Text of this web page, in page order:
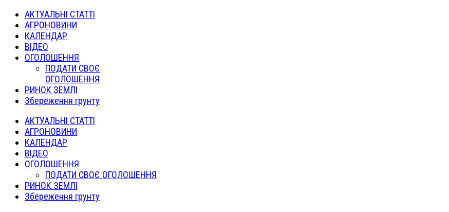
АКТУАЛЬНІ СТАТТІ
АГРОНОВИНИ
КАЛЕНДАР
ВІДЕО
ОГОЛОШЕННЯ
ПОДАТИ СВОЄ
ОГОЛОШЕННЯ
РИНОК ЗЕМЛІ
Збереження грунту
АКТУАЛЬНІ СТАТТІ
АГРОНОВИНИ
КАЛЕНДАР
ВІДЕО
ОГОЛОШЕННЯ
ПОДАТИ СВОЄ ОГОЛОШЕННЯ
РИНОК ЗЕМЛІ
Збереження грунту